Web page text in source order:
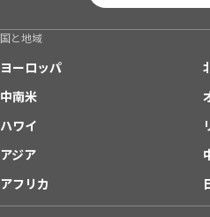
国と地域
ヨーロッパ
中南米
ハワイ
アジア
アフリカ